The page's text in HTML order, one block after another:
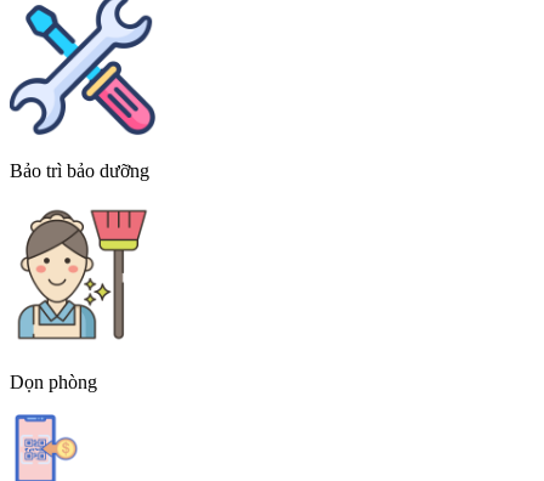
Bảo trì bảo dưỡng
Dọn phòng